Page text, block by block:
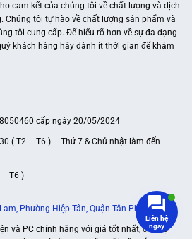
cam kết của chúng tôi về chất lượng và dịch
Chúng tôi tự hào về chất lượng sản phẩm và
tôi cung cấp. Để hiểu rõ hơn về sự đa dạng
khách hàng hãy dành ít thời gian để khám
cấp ngày 20/05/2024
( T2 – T6 ) – Thứ 7 & Chủ nhật làm đến
T6 )
Phường Hiệp Tân, Quận Tân Phú
và PC chính hãng với giá tốt nhất, chế độ
Liên hệ
ngay